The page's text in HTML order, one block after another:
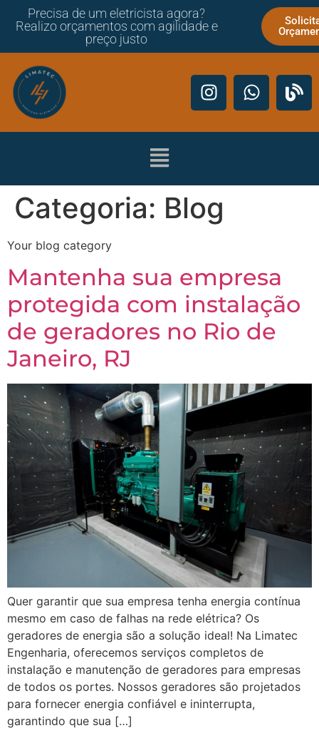
Precisa de um eletricista agora?
Realizo orçamentos com agilidade e
preço justo
Categoria: Blog
Your blog category
Mantenha sua empresa
protegida com instalação
de geradores no Rio de
Janeiro, RJ
Quer garantir que sua empresa tenha energia contínua
mesmo em caso de falhas na rede elétrica? Os
geradores de energia são a solução ideal! Na Limatec
Engenharia, oferecemos serviços completos de
instalação e manutenção de geradores para empresas
de todos os portes. Nossos geradores são projetados
para fornecer energia confiável e ininterrupta,
garantindo que sua […]